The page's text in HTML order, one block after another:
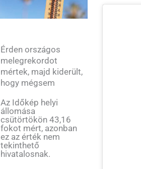
Érden országos
melegrekordot
mértek, majd kiderült,
hogy mégsem
Az Időkép helyi
állomása
csütörtökön 43,16
fokot mért, azonban
ez az érték nem
tekinthető
hivatalosnak.